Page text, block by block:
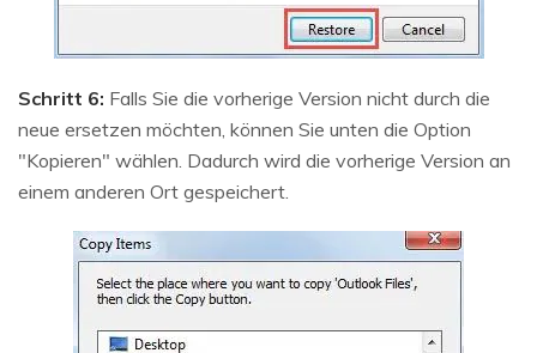
Schritt 6: Falls Sie die vorherige Version nicht durch die
neue ersetzen möchten, können Sie unten die Option
"Kopieren" wählen. Dadurch wird die vorherige Version an
einem anderen Ort gespeichert.